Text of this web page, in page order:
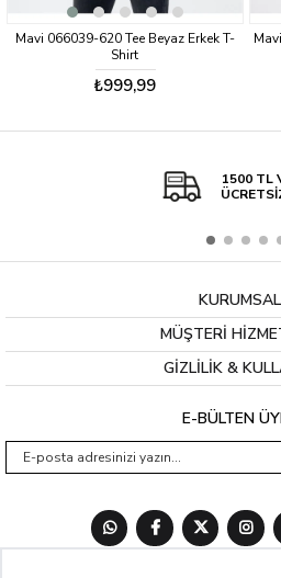
Mavi 066039-620 Tee Beyaz Erkek T-
Shirt
₺999,99
1500 TL
KURUMSAL
MÜŞTERİ
GİZLİLİK &
E-BÜLTEN